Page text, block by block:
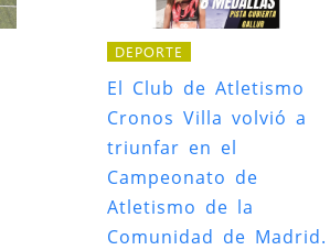
DEPORTE
El Club de Atletismo
Cronos Villa volvió a
triunfar en el
Campeonato de
Atletismo de la
Comunidad de Madrid.